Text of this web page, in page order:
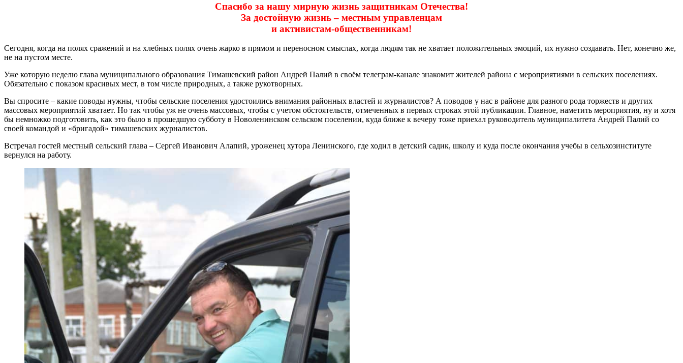
Спасибо за нашу мирную жизнь защитникам Отечества!
За достойную жизнь – местным управленцам
и активистам-общественникам!
Сегодня, когда на полях сражений и на хлебных полях очень жарко в прямом и переносном смыслах, когда людям так не хватает положительных эмоций, их нужно создавать. Нет, конечно же,
не на пустом месте.
Уже которую неделю глава муниципального образования Тимашевский район Андрей Палий в своём телеграм-канале знакомит жителей района с мероприятиями в сельских поселениях.
Обязательно с показом красивых мест, в том числе природных, а также рукотворных.
Вы спросите – какие поводы нужны, чтобы сельские поселения удостоились внимания районных властей и журналистов? А поводов у нас в районе для разного рода торжеств и других
массовых мероприятий хватает. Но так чтобы уж не очень массовых, чтобы с учетом обстоятельств, отмеченных в первых строках этой публикации. Главное, наметить мероприятия, ну и хотя
бы немножко подготовить, как это было в прошедшую субботу в Новоленинском сельском поселении, куда ближе к вечеру тоже приехал руководитель муниципалитета Андрей Палий со
своей командой и «бригадой» тимашевских журналистов.
Встречал гостей местный сельский глава – Сергей Иванович Алапий, уроженец хутора Ленинского, где ходил в детский садик, школу и куда после окончания учебы в сельхозинституте
вернулся на работу.